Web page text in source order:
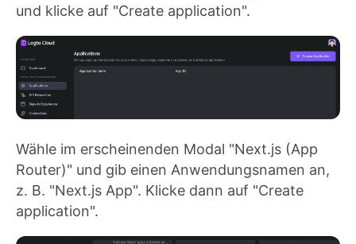
und klicke auf "Create application".
Wähle im erscheinenden Modal "Next.js (App
Router)" und gib einen Anwendungsnamen an,
z. B. "Next.js App". Klicke dann auf "Create
application".